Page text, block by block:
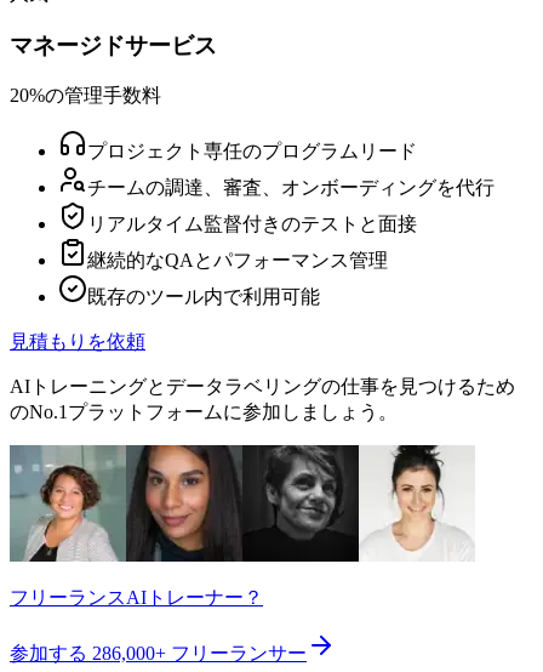
マネージドサービス
20%の管理手数料
プロジェクト専任のプログラムリード
チームの調達、審査、オンボーディングを代行
リアルタイム監督付きのテストと面接
継続的なQAとパフォーマンス管理
既存のツール内で利用可能
見積もりを依頼
AIトレーニングとデータラベリングの仕事を見つけるため
のNo.1プラットフォームに参加しましょう。
フリーランスAIトレーナー？
参加する 286,000+ フリーランサー